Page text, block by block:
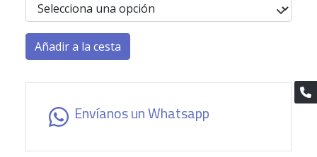
Añadir a la cesta
Envíanos un Whatsapp